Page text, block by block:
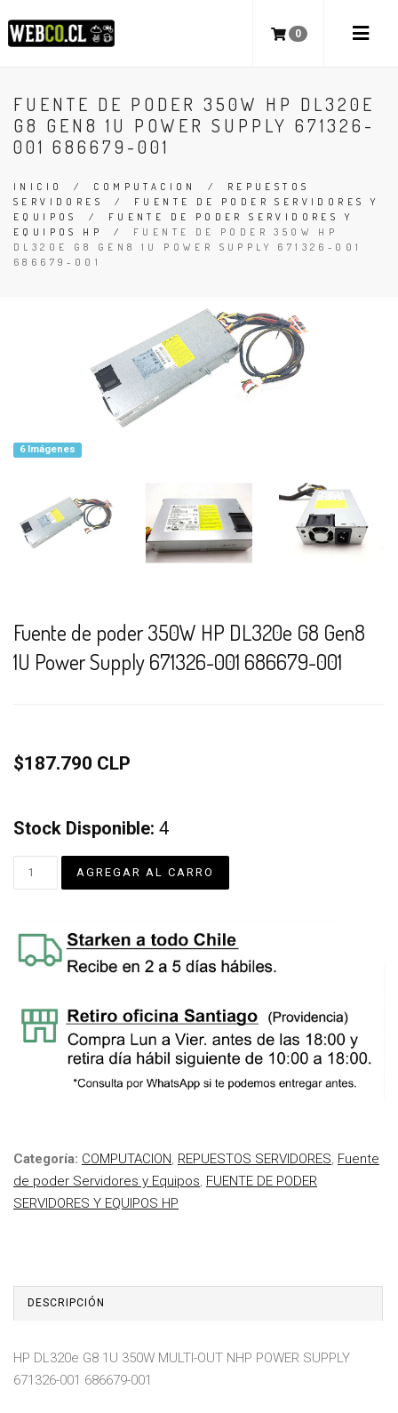
0
FUENTE DE PODER 350W HP DL320E
G8 GEN8 1U POWER SUPPLY 671326-
001 686679-001
INICIO / COMPUTACION / REPUESTOS
SERVIDORES
/ FUENTE DE PODER SERVIDORES Y
EQUIPOS
/ FUENTE DE PODER SERVIDORES Y
EQUIPOS HP
/ FUENTE DE PODER 350W HP
DL320E G8 GEN8 1U POWER SUPPLY 671326-001
686679-001
6 Imágenes
Fuente de poder 350W HP DL320e G8 Gen8
1U Power Supply 671326-001 686679-001
$187.790 CLP
Stock Disponible: 4
Categoría: COMPUTACION, REPUESTOS SERVIDORES, Fuente
de poder Servidores y Equipos, FUENTE DE PODER
SERVIDORES Y EQUIPOS HP
DESCRIPCIÓN
HP DL320e G8 1U 350W MULTI-OUT NHP POWER SUPPLY
671326-001 686679-001